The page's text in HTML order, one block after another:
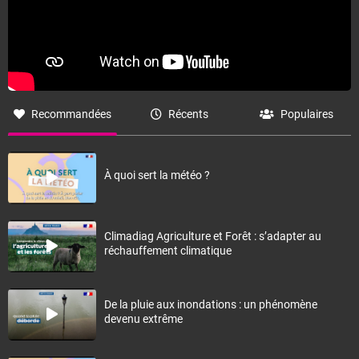
Recommandées Récents Populaires
À quoi sert la météo ?
Climadiag Agriculture et Forêt : s’adapter au
réchauffement climatique
De la pluie aux inondations : un phénomène
devenu extrême